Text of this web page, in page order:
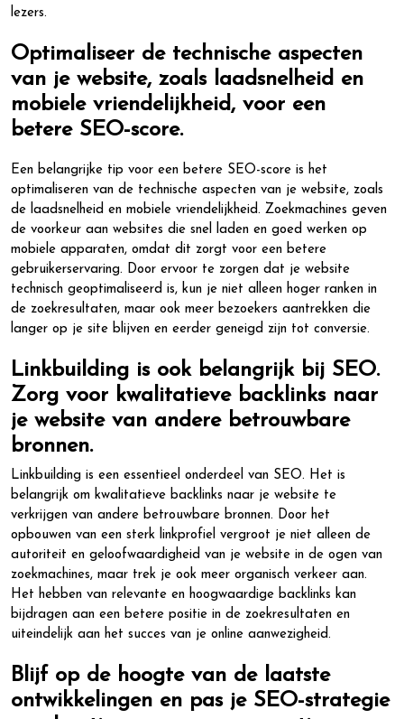
lezers.
Optimaliseer de technische aspecten
van je website, zoals laadsnelheid en
mobiele vriendelijkheid, voor een
betere SEO-score.
Een belangrijke tip voor een betere SEO-score is het
optimaliseren van de technische aspecten van je website, zoals
de laadsnelheid en mobiele vriendelijkheid. Zoekmachines geven
de voorkeur aan websites die snel laden en goed werken op
mobiele apparaten, omdat dit zorgt voor een betere
gebruikerservaring. Door ervoor te zorgen dat je website
technisch geoptimaliseerd is, kun je niet alleen hoger ranken in
de zoekresultaten, maar ook meer bezoekers aantrekken die
langer op je site blijven en eerder geneigd zijn tot conversie.
Linkbuilding is ook belangrijk bij SEO.
Zorg voor kwalitatieve backlinks naar
je website van andere betrouwbare
bronnen.
Linkbuilding is een essentieel onderdeel van SEO. Het is
belangrijk om kwalitatieve backlinks naar je website te
verkrijgen van andere betrouwbare bronnen. Door het
opbouwen van een sterk linkprofiel vergroot je niet alleen de
autoriteit en geloofwaardigheid van je website in de ogen van
zoekmachines, maar trek je ook meer organisch verkeer aan.
Het hebben van relevante en hoogwaardige backlinks kan
bijdragen aan een betere positie in de zoekresultaten en
uiteindelijk aan het succes van je online aanwezigheid.
Blijf op de hoogte van de laatste
ontwikkelingen en pas je SEO-strategie